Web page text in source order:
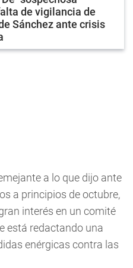
de vigilancia de
Sánchez ante crisis
a lo que dijo ante
a principios de octubre,
interés en un comité
está redactando una
enérgicas contra las